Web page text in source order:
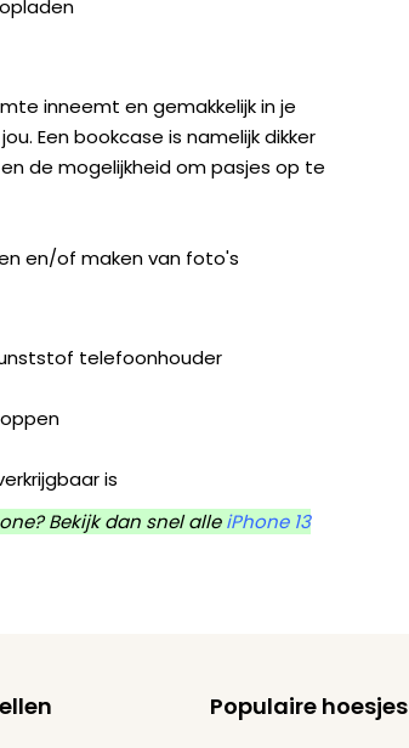
inneemt en gemakkelijk in je
Een bookcase is namelijk dikker
de mogelijkheid om pasjes op te
en/of maken van foto's
telefoonhouder
is
Bekijk dan snel alleiPhone 13
Populaire hoesjes